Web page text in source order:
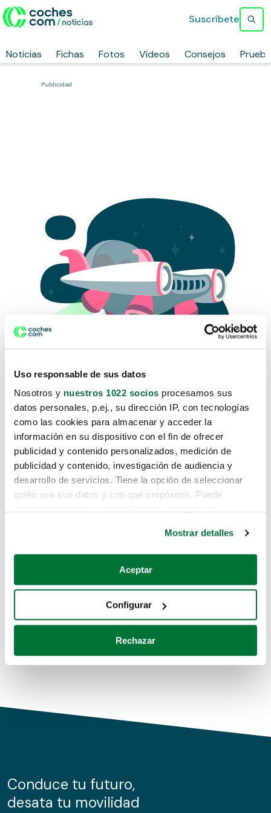
Uso responsable de sus datos
Nosotros y nuestros 1022 socios procesamos sus
datos personales, p.ej., su dirección IP, con tecnologías
como las cookies para almacenar y acceder la
información en su dispositivo con el fin de ofrecer
publicidad y contenido personalizados, medición de
publicidad y contenido, investigación de audiencia y
desarrollo de servicios. Tiene la opción de seleccionar
quién usa sus datos y con qué propósitos. Puede
Si lo permite, también quisiéramos:
Recopilar información sobre su ubicación geográfica
Identificar su dispositivo analizándolo activamente
para buscar características específicas (huellas
Obtenga más información sobre cómo se procesan sus
de cookies.
información sobre el uso que haga del sitio web con
nuestros partners de redes sociales, publicidad y análisis
Mostrar detalles
Aceptar
Configurar
Rechazar
Noticias Fichas Fotos Vídeos Consejos
Suscríbete
Publicidad
Lo sentimos, no sabemos como
te hemos traido hasta aquí.
Pero puedes encontrar el coche que estás
buscando en alguno de estos enlaces:
Coches de segunda mano
Coches de km0
Conduce tu futuro,
desata tu movilidad